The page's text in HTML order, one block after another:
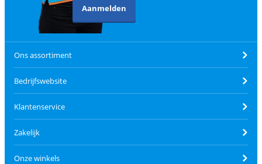
Aanmelden
Ons assortiment
Bedrijfswebsite
Klantenservice
Zakelijk
Onze winkels